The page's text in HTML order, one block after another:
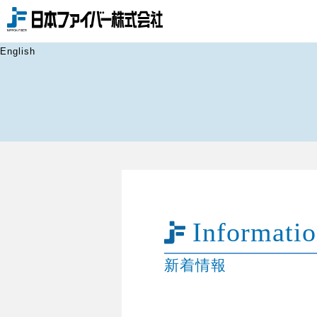
Skip
to
content
English
新着情報